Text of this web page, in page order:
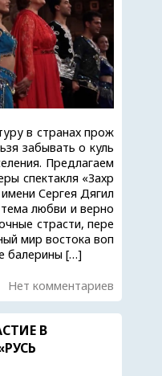
в странах прож
забывать о куль
Предлагаем
спектакля «Захр
Сергея Дягил
любви и верно
страсти, пере
мир востока воп
балерины […]
Нет комментариев
В